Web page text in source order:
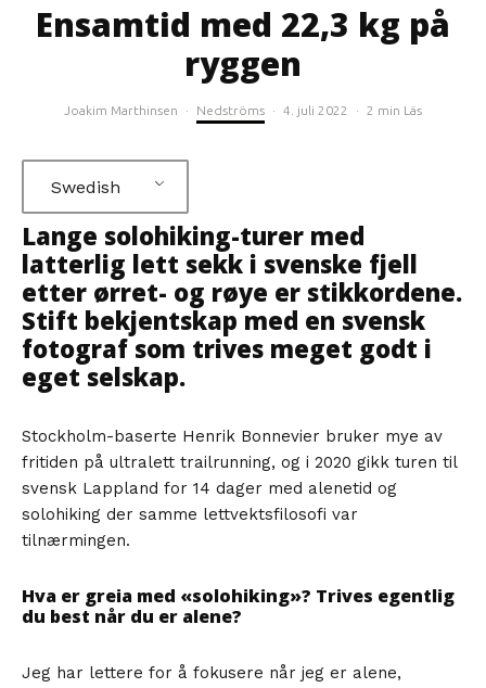
Ensamtid med 22,3 kg på
ryggen
Joakim Marthinsen · Nedströms · 4. juli 2022 · 2 min Läs
Swedish
Lange solohiking-turer med
latterlig lett sekk i svenske fjell
etter ørret- og røye er stikkordene.
Stift bekjentskap med en svensk
fotograf som trives meget godt i
eget selskap.
Stockholm-baserte Henrik Bonnevier bruker mye av
fritiden på ultralett trailrunning, og i 2020 gikk turen til
svensk Lappland for 14 dager med alenetid og
solohiking der samme lettvektsfilosofi var
tilnærmingen.
Hva er greia med «solohiking»? Trives egentlig
du best når du er alene?
Jeg har lettere for å fokusere når jeg er alene,